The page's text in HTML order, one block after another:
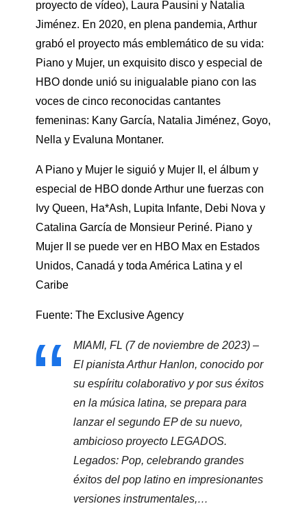
proyecto de vídeo), Laura Pausini y Natalia
Jiménez. En 2020, en plena pandemia, Arthur
grabó el proyecto más emblemático de su vida:
Piano y Mujer, un exquisito disco y especial de
HBO donde unió su inigualable piano con las
voces de cinco reconocidas cantantes
femeninas: Kany García, Natalia Jiménez, Goyo,
Nella y Evaluna Montaner.
A Piano y Mujer le siguió y Mujer II, el álbum y
especial de HBO donde Arthur une fuerzas con
Ivy Queen, Ha*Ash, Lupita Infante, Debi Nova y
Catalina García de Monsieur Periné. Piano y
Mujer II se puede ver en HBO Max en Estados
Unidos, Canadá y toda América Latina y el
Caribe
Fuente: The Exclusive Agency
MIAMI, FL (7 de noviembre de 2023) –
El pianista Arthur Hanlon, conocido por
su espíritu colaborativo y por sus éxitos
en la música latina, se prepara para
lanzar el segundo EP de su nuevo,
ambicioso proyecto LEGADOS.
Legados: Pop, celebrando grandes
éxitos del pop latino en impresionantes
versiones instrumentales,…